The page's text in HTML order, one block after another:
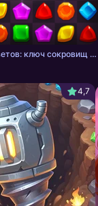
Тайна самоцветов: ключ сокровищ - три в ряд
4,7